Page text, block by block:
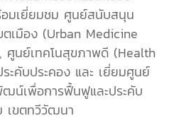
มเยี่ยมชม ศูนย์สนับสนุน
ตเมือง (Urban Medicine
ศูนย์เทคโนสุขภาพดี (Health
ะคับประคอง และ เยี่ยมศูนย์
ฒน์เพื่อการฟื้นฟูและประคับ
เขตทวีวัฒนา